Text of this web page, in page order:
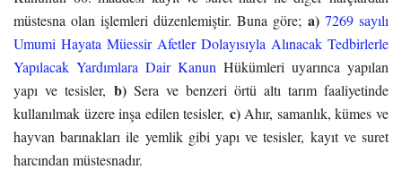
müstesna olan işlemleri düzenlemiştir. Buna göre; a) 7269 sayılı
Umumi Hayata Müessir Afetler Dolayısıyla Alınacak Tedbirlerle
Yapılacak Yardımlara Dair Kanun Hükümleri uyarınca yapılan
yapı ve tesisler, b) Sera ve benzeri örtü altı tarım faaliyetinde
kullanılmak üzere inşa edilen tesisler, c)Ahır, samanlık, kümes ve
hayvan barınakları ile yemlik gibi yapı ve tesisler, kayıt ve suret
harcından müstesnadır.